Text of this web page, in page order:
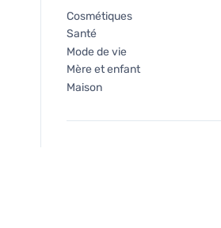
Cosmétiques
Santé
Mode de vie
Mère et enfant
Maison